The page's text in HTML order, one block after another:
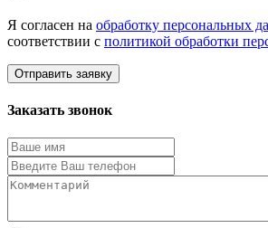
Я согласен на обработку персональных
соответствии с политикой обработки
Отправить заявку
Заказать звонок